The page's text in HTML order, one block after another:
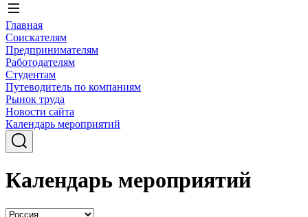
Главная
Соискателям
Предпринимателям
Работодателям
Студентам
Путеводитель по компаниям
Рынок труда
Новости сайта
Календарь мероприятий
Календарь мероприятий